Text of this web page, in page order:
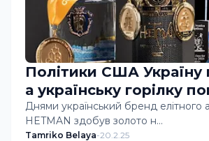
Політики США Україну
а українську горілку
Днями український бренд елітного
HETMAN здобув золото н…
Tamriko Belaya-20.2.25